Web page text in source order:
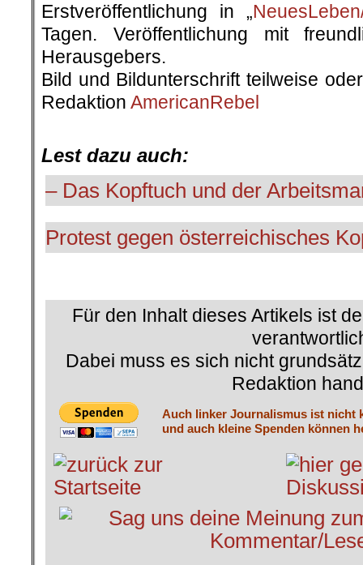
Erstveröffentlichung in „
Tagen. Veröffentlichung mit
Herausgebers.
Bild und Bildunterschrift teilweise
Redaktion AmericanRebel
Lest dazu auch:
– Das Kopftuch und der
Protest gegen österreichisches
Für den Inhalt dieses Artikels ist
Dabei muss es sich nicht
Redaktion
Auch linker Journalismus ist nicht
und auch kleine Spenden können